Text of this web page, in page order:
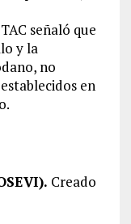
señaló que
y la
no
en
Creado